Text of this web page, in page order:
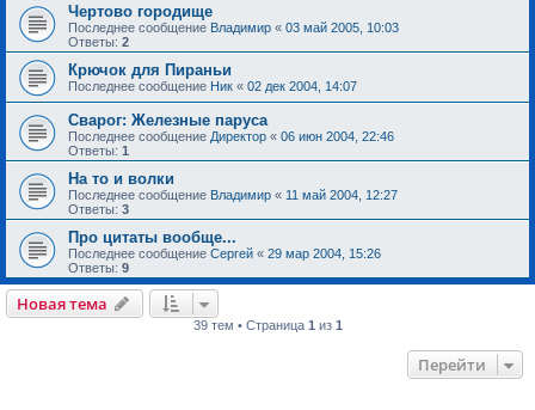
Чертово городище
Последнее сообщение Владимир « 03 май 2005, 10:03
Ответы: 2
Крючок для Пираньи
Последнее сообщение Ник « 02 дек 2004, 14:07
Сварог: Железные паруса
Последнее сообщение Директор « 06 июн 2004, 22:46
Ответы: 1
На то и волки
Последнее сообщение Владимир « 11 май 2004, 12:27
Ответы: 3
Про цитаты вообще...
Последнее сообщение Сергей « 29 мар 2004, 15:26
Ответы: 9
Новая тема
39 тем • Страница 1 из 1
Перейти